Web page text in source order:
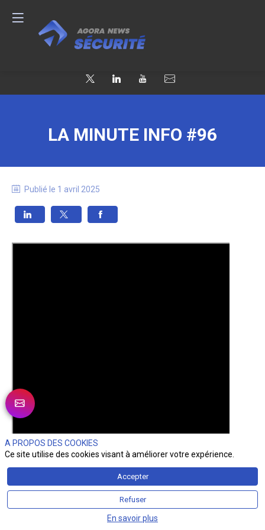
LA MINUTE INFO #96
Publié le 1 avril 2025
A PROPOS DES COOKIES
Ce site utilise des cookies visant à améliorer votre expérience.
Accepter
Refuser
En savoir plus